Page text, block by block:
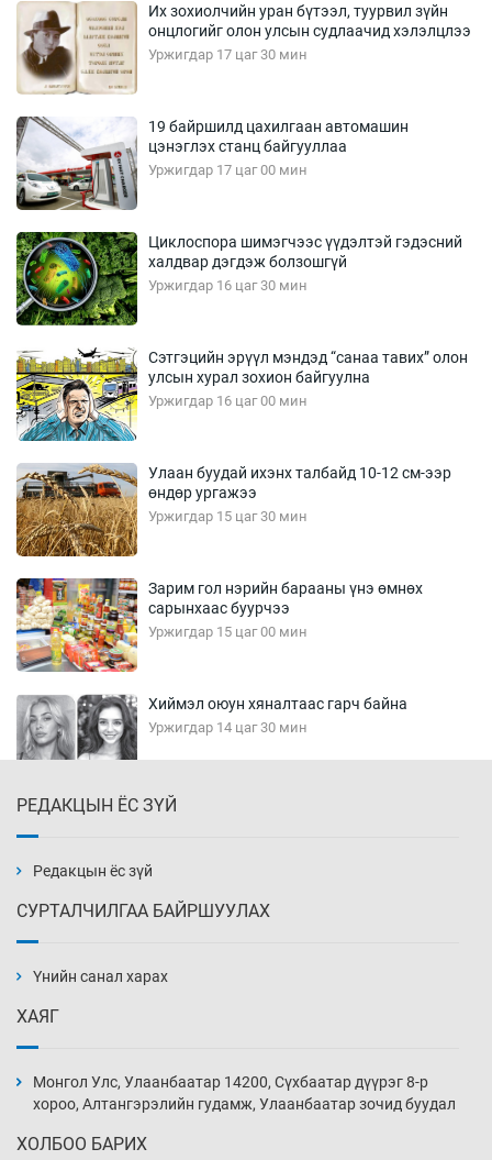
Их зохиолчийн уран бүтээл, туурвил зүйн
онцлогийг олон улсын судлаачид хэлэлцлээ
Уржигдар 17 цаг 30 мин
19 байршилд цахилгаан автомашин
цэнэглэх станц байгууллаа
Уржигдар 17 цаг 00 мин
Циклоспора шимэгчээс үүдэлтэй гэдэсний
халдвар дэгдэж болзошгүй
Уржигдар 16 цаг 30 мин
Сэтгэцийн эрүүл мэндэд “санаа тавих” олон
улсын хурал зохион байгуулна
Уржигдар 16 цаг 00 мин
Улаан буудай ихэнх талбайд 10-12 см-ээр
өндөр ургажээ
Уржигдар 15 цаг 30 мин
Зарим гол нэрийн барааны үнэ өмнөх
сарынхаас буурчээ
Уржигдар 15 цаг 00 мин
Хиймэл оюун хяналтаас гарч байна
Уржигдар 14 цаг 30 мин
Уржигдар 14 цаг 00 мин
нэмэгджээ
Уржигдар 13 цаг 30 мин
РЕДАКЦЫН ЁС ЗҮЙ
Редакцын ёс зүй
СУРТАЛЧИЛГАА БАЙРШУУЛАХ
Үнийн санал харах
ХАЯГ
Монгол Улс, Улаанбаатар 14200, Сүхбаатар дүүрэг 8-р
хороо, Алтангэрэлийн гудамж, Улаанбаатар зочид буудал
ХОЛБОО БАРИХ